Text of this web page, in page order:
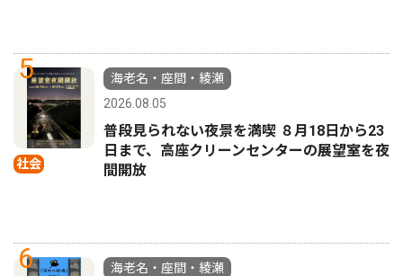
5
社会
海老名・座間・綾瀬
2026.08.05
普段見られない夜景を満喫 ８月18日から23
日まで、高座クリーンセンターの展望室を夜
間開放
6
海老名・座間・綾瀬